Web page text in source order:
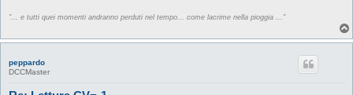
"... e tutti quei momenti andranno perduti nel tempo... come lacrime nella pioggia ..."
peppardo
DCCMaster